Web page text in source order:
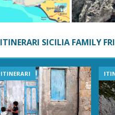
ITINERARI SICILIA FAMILY
ITINERARI